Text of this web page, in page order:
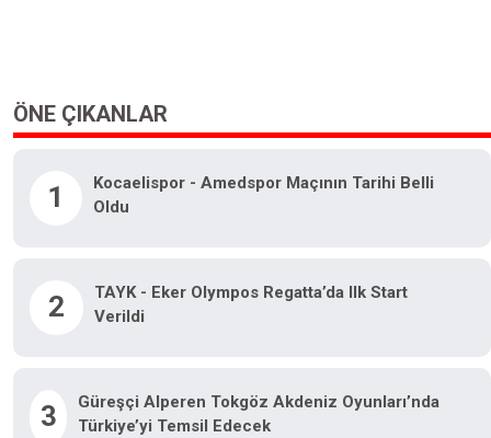
ÖNE ÇIKANLAR
1
Kocaelispor - Amedspor Maçının Tarihi Belli
Oldu
2
TAYK - Eker Olympos Regatta’da Ilk Start
Verildi
3
Güreşçi Alperen Tokgöz Akdeniz Oyunları’nda
Türkiye’yi Temsil Edecek